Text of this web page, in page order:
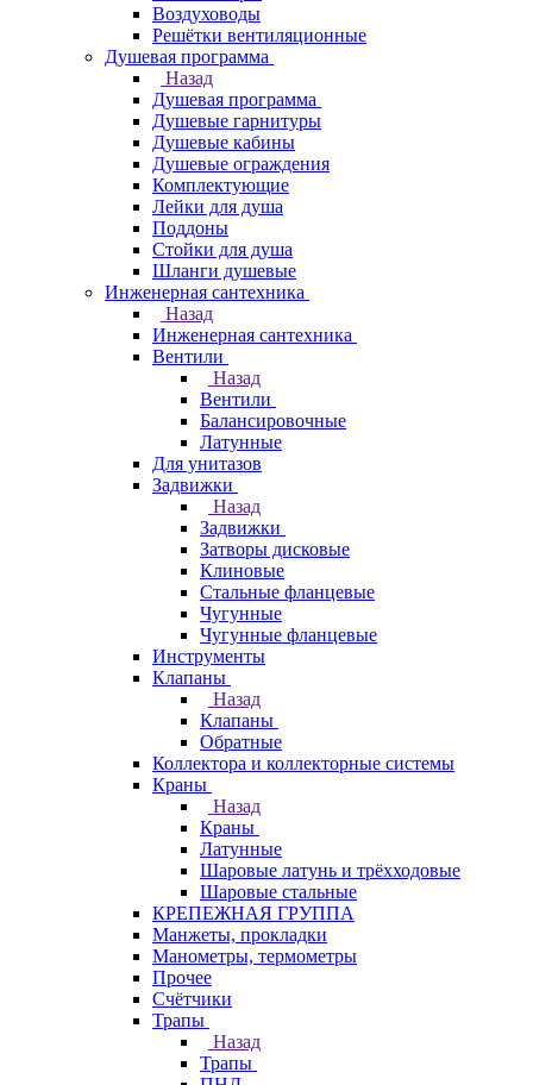
Воздуховоды
Решётки вентиляционные
Душевая программа
Назад
Душевая программа
Душевые гарнитуры
Душевые кабины
Душевые ограждения
Комплектующие
Лейки для душа
Поддоны
Стойки для душа
Шланги душевые
Инженерная сантехника
Назад
Инженерная сантехника
Вентили
Назад
Вентили
Балансировочные
Латунные
Для унитазов
Задвижки
Назад
Задвижки
Затворы дисковые
Клиновые
Стальные фланцевые
Чугунные
Чугунные фланцевые
Инструменты
Клапаны
Назад
Клапаны
Обратные
Коллектора и коллекторные системы
Краны
Назад
Краны
Латунные
Шаровые латунь и трёхходовые
Шаровые стальные
КРЕПЕЖНАЯ ГРУППА
Манжеты, прокладки
Манометры, термометры
Прочее
Счётчики
Трапы
Назад
Трапы